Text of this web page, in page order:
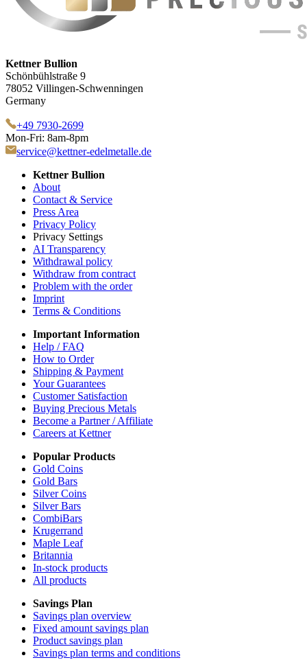
Kettner Bullion
Schönbühlstraße 9
78052 Villingen-Schwenningen
Germany
+49 7930-2699
Mon-Fri: 8am-8pm
service@kettner-edelmetalle.de
Kettner Bullion
About
Contact & Service
Press Area
Privacy Policy
Privacy Settings
AI Transparency
Withdrawal policy
Withdraw from contract
Problem with the order
Imprint
Terms & Conditions
Important Information
Help / FAQ
How to Order
Shipping & Payment
Your Guarantees
Customer Satisfaction
Buying Precious Metals
Become a Partner / Affiliate
Careers at Kettner
Popular Products
Gold Coins
Gold Bars
Silver Coins
Silver Bars
CombiBars
Krugerrand
Maple Leaf
Britannia
In-stock products
All products
Savings Plan
Savings plan overview
Fixed amount savings plan
Product savings plan
Savings plan terms and conditions